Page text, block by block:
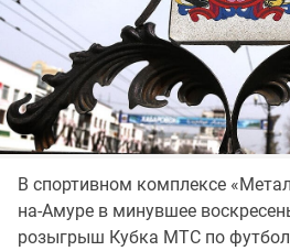
В спортивном комплексе
на-Амуре в минувшее
розыгрыш Кубка МТС по